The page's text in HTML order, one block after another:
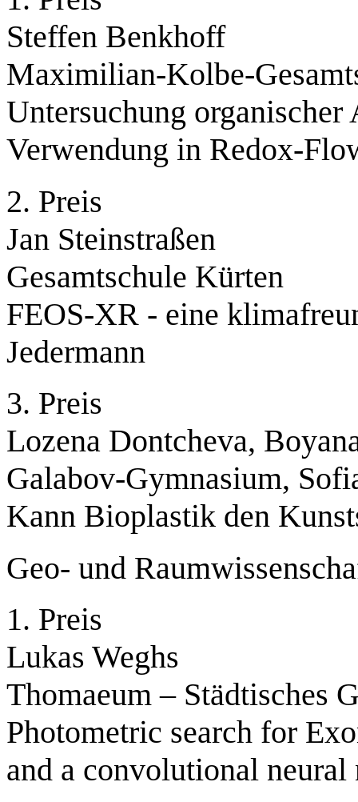
Steffen Benkhoff
Maximilian-Kolbe-
Untersuchung organischer
Verwendung in Redox-
2. Preis
Jan Steinstraßen
Gesamtschule Kürten
FEOS-XR - eine
Jedermann
3. Preis
Lozena Dontcheva,
Galabov-Gymnasium,
Kann Bioplastik den
Geo- und
1. Preis
Lukas Weghs
Thomaeum – Städtisches
Photometric search for
and a convolutional